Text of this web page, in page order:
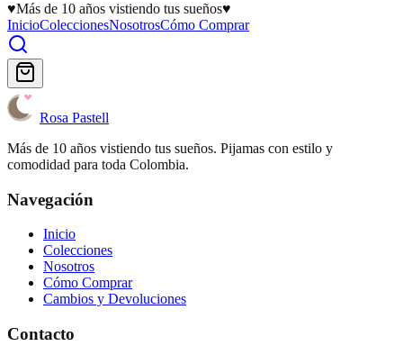
♥Más de 10 años vistiendo tus sueños♥
InicioColeccionesNosotrosCómo Comprar
Rosa Pastell
Más de 10 años vistiendo tus sueños. Pijamas con estilo y
comodidad para toda Colombia.
Navegación
Inicio
Colecciones
Nosotros
Cómo Comprar
Cambios y Devoluciones
Contacto